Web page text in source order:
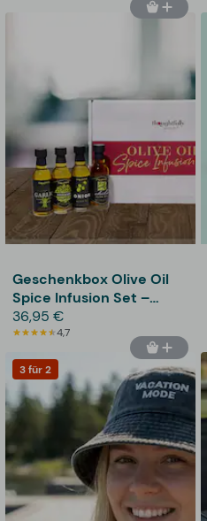
Geschenkbox Olive Oil
Spice Infusion Set –
Thoughtfully
36,95 €
4,7
3 für 2